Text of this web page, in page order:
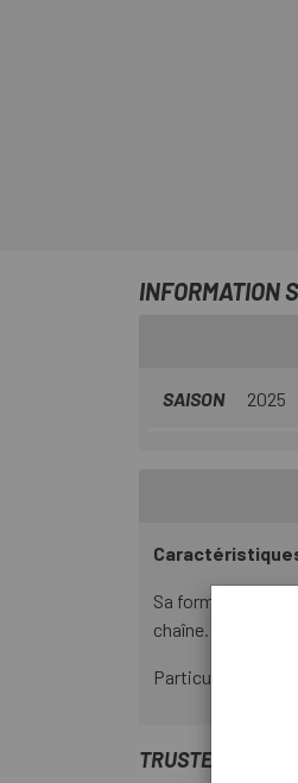
INFORMATION
SAISON 2025
Sa formule 100%
chaîne.
Particulièrement
TRUSTED SHOPS